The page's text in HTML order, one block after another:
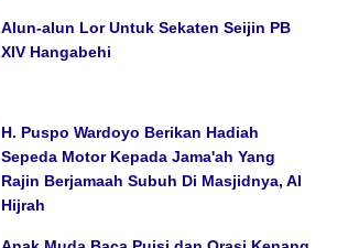
Alun-alun Lor Untuk Sekaten Seijin PB
XIV Hangabehi
H. Puspo Wardoyo Berikan Hadiah
Sepeda Motor Kepada Jama'ah Yang
Rajin Berjamaah Subuh Di Masjidnya, Al
Hijrah